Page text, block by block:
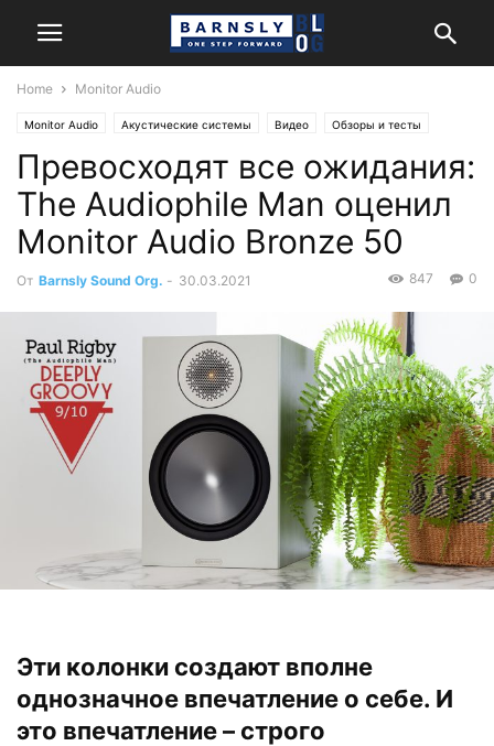
Home Monitor Audio
Monitor Audio Акустические системы Видео Обзоры и тесты
Стерео
Превосходят все ожидания:
The Audiophile Man оценил
Monitor Audio Bronze 50
От Barnsly Sound Org. - 30.03.2021 0
847
Эти колонки создают вполне
однозначное впечатление о себе. И
это впечатление – строго